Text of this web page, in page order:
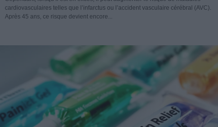
cardiovasculaires telles que l’infarctus ou l’accident vasculaire cérébral (AVC).
Après 45 ans, ce risque devient encore...